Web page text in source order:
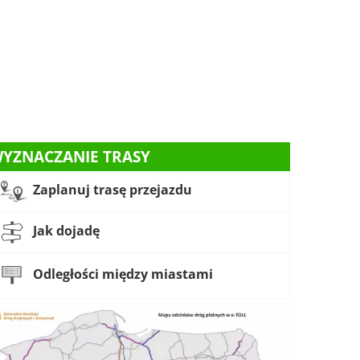
TRASY
Zaplanuj trasę przejazdu
Jak dojadę
Odległości między miastami